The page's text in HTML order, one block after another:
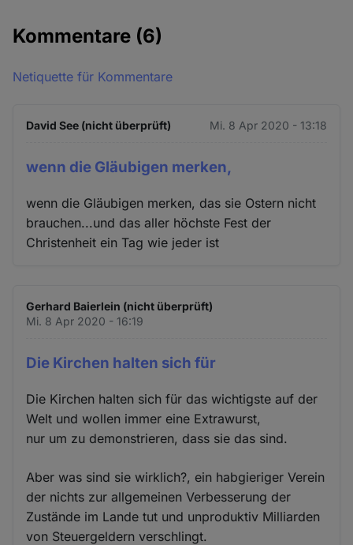
Kommentare (6)
Netiquette für Kommentare
David See (nicht überprüft) Mi. 8 Apr 2020 - 13:18
wenn die Gläubigen merken,
wenn die Gläubigen merken, das sie Ostern nicht
brauchen...und das aller höchste Fest der
Christenheit ein Tag wie jeder ist
Gerhard Baierlein (nicht überprüft)
Mi. 8 Apr 2020 - 16:19
Die Kirchen halten sich für
Die Kirchen halten sich für das wichtigste auf der
Welt und wollen immer eine Extrawurst,
nur um zu demonstrieren, dass sie das sind.
Aber was sind sie wirklich?, ein habgieriger Verein
der nichts zur allgemeinen Verbesserung der
Zustände im Lande tut und unproduktiv Milliarden
von Steuergeldern verschlingt.